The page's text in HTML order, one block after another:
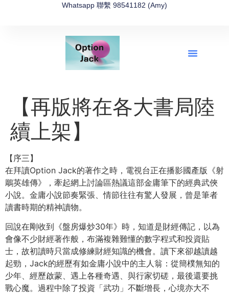
Whatsapp 聯繫 98541182 (Amy)
【再版將在各大書局陸
續上架】
【序三】
在拜讀Option Jack的著作之時，電視台正在播影國產版《射
鵰英雄傳》，牽起網上討論區熱議這部金庸筆下的經典武俠
小說。金庸小說節奏緊張、情節往往有驚人發展，曾是筆者
讀書時期的精神讀物。
回說在剛收到《盤房爆炒30年》時，知道是財經傳記，以為
會像不少財經著作般，布滿複雜難懂的數字程式和投資貼
士，故初讀時只當成修練財經知識的機會。讀下來卻越讀越
起勁，Jack的經歷有如金庸小說中的主人翁：從簡樸無知的
少年、經歷啟蒙、遇上各種奇遇、與行家切磋，最後還要挑
戰心魔。過程中除了投資「武功」不斷增長，心境亦大不